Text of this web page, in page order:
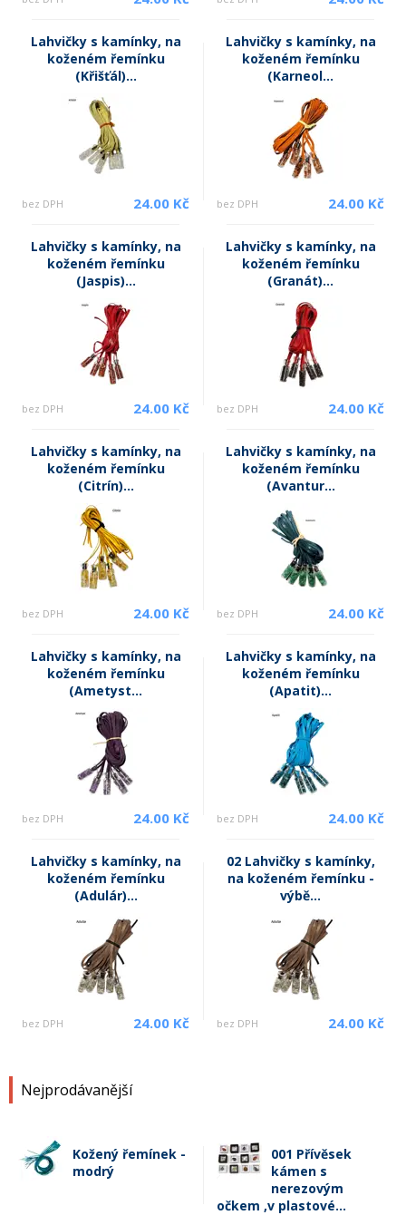
Nejprodávanější
Kožený řemínek -
modrý
001 Přívěsek
kámen s
nerezovým
očkem ,v plastové...
Lahvičky s kamínky, na
koženém řemínku
(Křišťál)...
bez DPH 24.00 Kč
Lahvičky s kamínky, na
koženém řemínku
(Karneol...
bez DPH 24.00 Kč
Lahvičky s kamínky, na
koženém řemínku
(Jaspis)...
bez DPH 24.00 Kč
Lahvičky s kamínky, na
koženém řemínku
(Granát)...
bez DPH 24.00 Kč
Lahvičky s kamínky, na
koženém řemínku
(Citrín)...
bez DPH 24.00 Kč
Lahvičky s kamínky, na
koženém řemínku
(Avantur...
bez DPH 24.00 Kč
Lahvičky s kamínky, na
koženém řemínku
(Ametyst...
bez DPH 24.00 Kč
Lahvičky s kamínky, na
koženém řemínku
(Apatit)...
bez DPH 24.00 Kč
Lahvičky s kamínky, na
koženém řemínku
(Adulár)...
bez DPH 24.00 Kč
02 Lahvičky s kamínky,
na koženém řemínku -
výbě...
bez DPH 24.00 Kč